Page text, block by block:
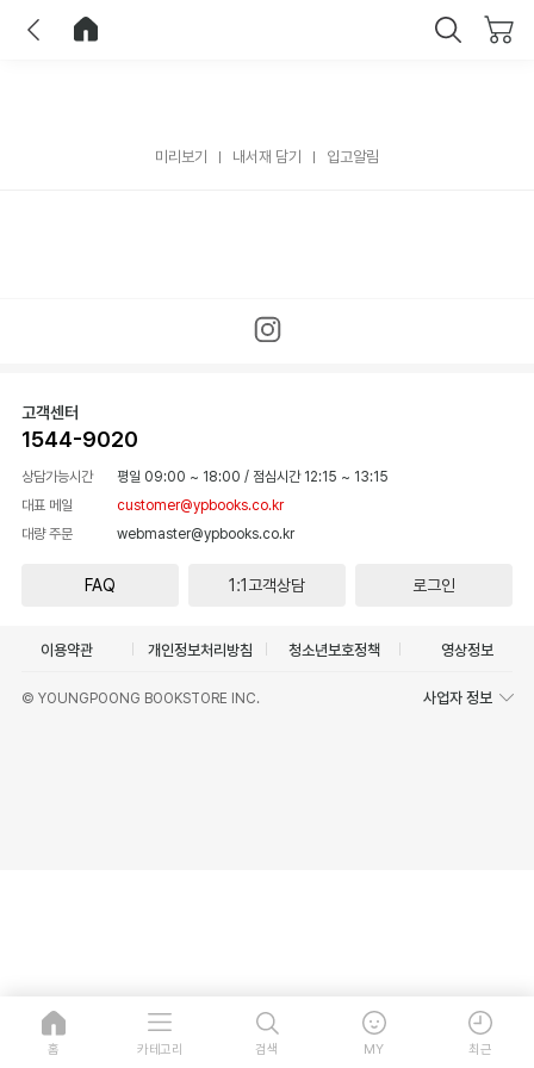
미리보기 내서재 담기 입고알림
고객센터
1544-9020
상담가능시간 평일 09:00 ~ 18:00 / 점심시간 12:15 ~ 13:15
대표 메일
customer@ypbooks.co.kr
대량 주문
webmaster@ypbooks.co.kr
FAQ 1:1고객상담 로그인
이용약관 개인정보처리방침 청소년보호정책 영상정보
© YOUNGPOONG BOOKSTORE INC. 사업자 정보
홈 카테고리 검색 MY 최근